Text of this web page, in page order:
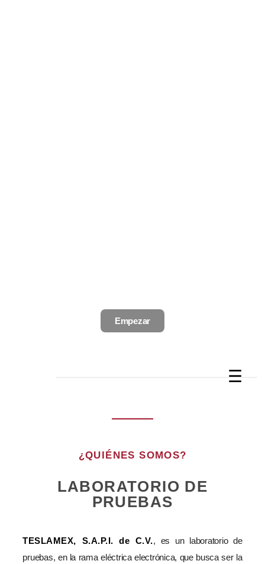
Empezar
☰
¿QUIÉNES SOMOS?
LABORATORIO DE
PRUEBAS
TESLAMEX, S.A.P.I. de C.V., es un laboratorio de
pruebas, en la rama eléctrica electrónica, que busca ser la